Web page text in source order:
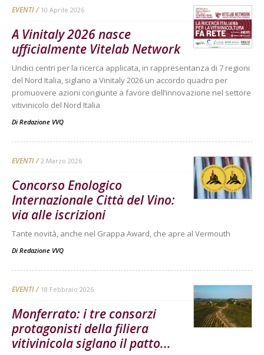
EVENTI 10 Aprile 2026
A Vinitaly 2026 nasce
ufficialmente Vitelab Network
Undici centri per la ricerca applicata, in rappresentanza di 7 regioni
del Nord Italia, siglano a Vinitaly 2026 un accordo quadro per
promuovere azioni congiunte a favore dell’innovazione nel settore
vitivinicolo del Nord Italia
Di Redazione VVQ
EVENTI 2 Marzo 2026
Concorso Enologico
Internazionale Città del Vino:
via alle iscrizioni
Tante novità, anche nel Grappa Award, che apre al Vermouth
Di Redazione VVQ
EVENTI 18 Febbraio 2026
Monferrato: i tre consorzi
protagonisti della filiera
vitivinicola siglano il patto...